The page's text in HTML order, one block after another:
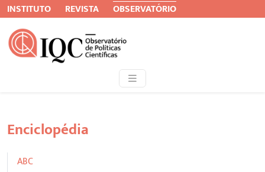
INSTITUTO REVISTA OBSERVATÓRIO
Enciclopédia
ABC